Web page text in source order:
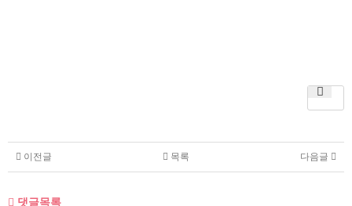
이전글 다음글
목록
댓글목록